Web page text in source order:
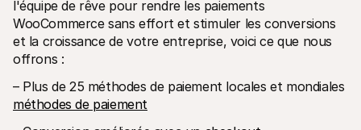
l'équipe de rêve pour rendre les paiements
WooCommerce sans effort et stimuler les conversions
et la croissance de votre entreprise, voici ce que nous
offrons :
méthodes de paiement